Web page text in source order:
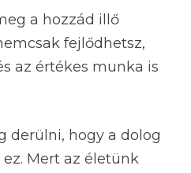
a hozzád illő
fejlődhetsz,
az értékes munka is
derülni, hogy a dolog
ez. Mert az életünk